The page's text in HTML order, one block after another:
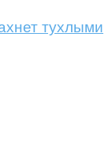
тухлыми